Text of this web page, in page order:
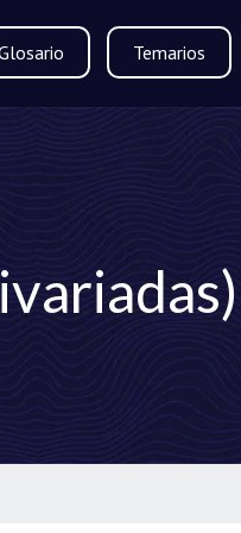
Temarios